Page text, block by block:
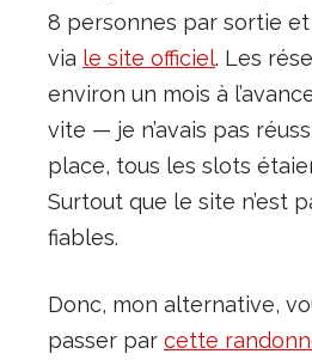
8 personnes par sortie
via le site officiel. Les
environ un mois à
vite — je n’avais pas
place, tous les slots
Surtout que le site n’est
fiables.
Donc, mon alternative,
passer par cette